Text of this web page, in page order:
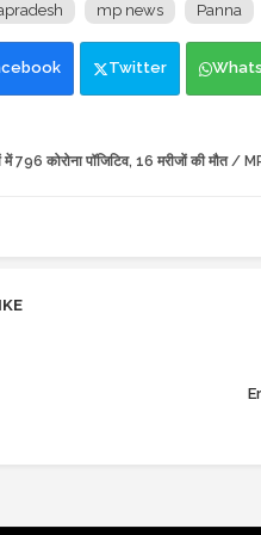
mp news Panna
Twitter
796 कोरोना पॉजिटिव, 16 मरीजों की मौत /